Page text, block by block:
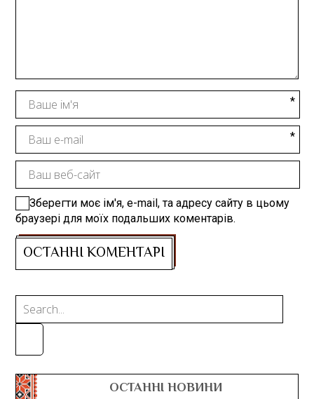
Зберегти моє ім'я, e-mail, та адресу сайту в цьому
браузері для моїх подальших коментарів.
ОСТАННІ НОВИНИ